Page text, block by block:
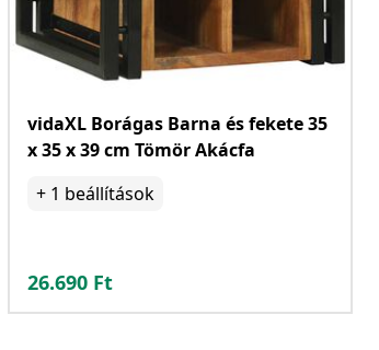
vidaXL Borágas Barna és fekete 35
x 35 x 39 cm Tömör Akácfa
+ 1 beállítások
26.690 Ft